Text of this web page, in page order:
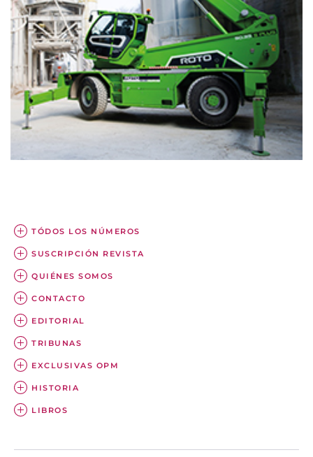
TÓDOS LOS NÚMEROS
SUSCRIPCIÓN REVISTA
QUIÉNES SOMOS
CONTACTO
EDITORIAL
TRIBUNAS
EXCLUSIVAS OPM
HISTORIA
LIBROS